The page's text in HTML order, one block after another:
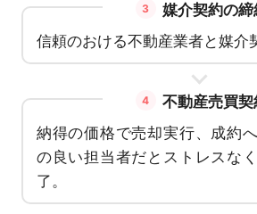
3
媒介契約の締
信頼のおける不動産業者と媒介
4
不動産売買契
納得の価格で売却実行、成約
の良い担当者だとストレスな
了。